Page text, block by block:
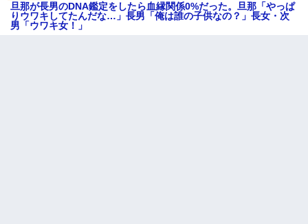
旦那が長男のDNA鑑定をしたら血縁関係0%だった。旦那「やっぱ
りウワキしてたんだな…」長男「俺は誰の子供なの？」長女・次
男「ウワキ女！」